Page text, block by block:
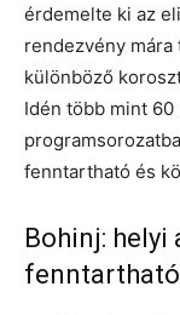
érdemelte ki az
rendezvény
különböző
Idén több mint
fenntartható és
Bohinj: helyi